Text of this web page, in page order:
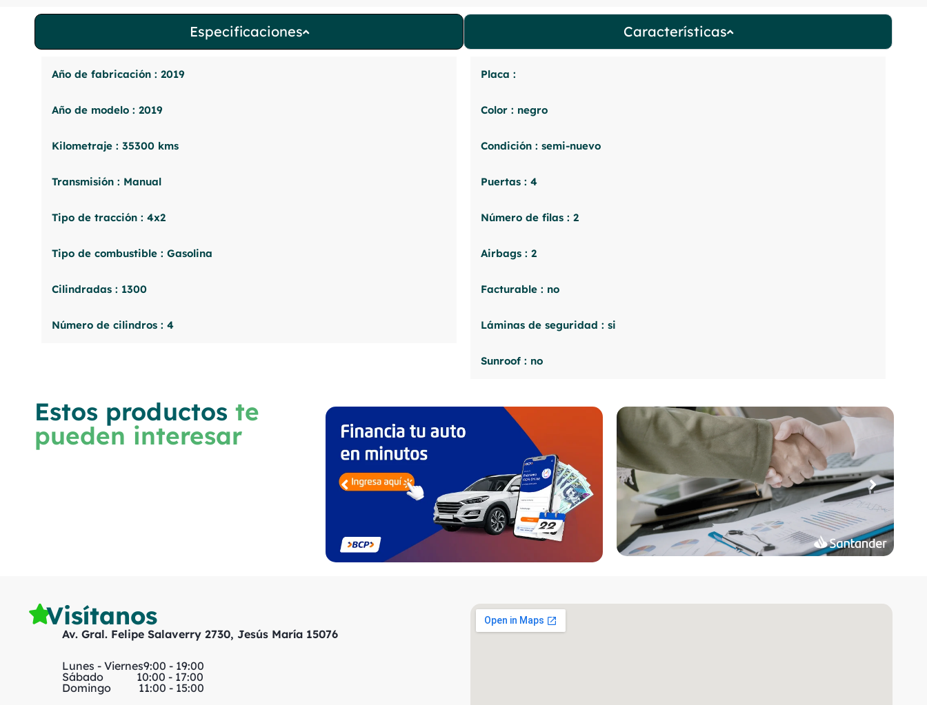
Especificaciones
Año de fabricación : 2019
Año de modelo : 2019
Kilometraje : 35300 kms
Transmisión : Manual
Tipo de tracción : 4x2
Tipo de combustible : Gasolina
Cilindradas : 1300
Número de cilindros : 4
Características
Placa :
Color : negro
Condición : semi-nuevo
Puertas : 4
Número de filas : 2
Airbags : 2
Facturable : no
Láminas de seguridad : si
Sunroof : no
Estos productos te
pueden interesar
Visítanos
Av. Gral. Felipe Salaverry 2730, Jesús María 15076
Lunes - Viernes9:00 - 19:00
Sábado 10:00 - 17:00
Domingo 11:00 - 15:00